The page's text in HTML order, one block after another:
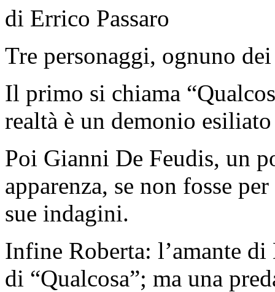
di Errico Passaro
Tre personaggi, ognuno
Il primo si chiama
realtà è un demonio
Poi Gianni De Feudis, un
apparenza, se non fosse
sue indagini.
Infine Roberta: l’amante
di “Qualcosa”; ma una